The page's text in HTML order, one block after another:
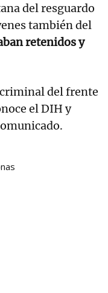
del resguardo
también del
retenidos y
del frente
el DIH y